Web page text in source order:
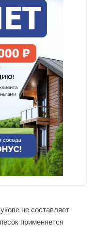
не составляет
применяется